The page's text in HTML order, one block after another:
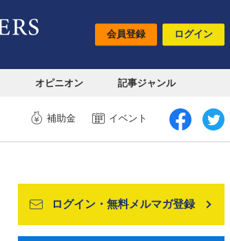
会員登録 ログイン
オピニオン 記事ジャンル
補助金 イベント
ログイン・無料メルマガ登録